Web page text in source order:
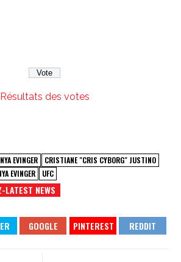
Résultats des votes
EVINGER
CRISTIANE "CRIS CYBORG" JUSTINO
EVINGER UFC
LATEST NEWS